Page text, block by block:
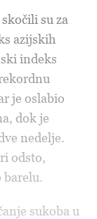
su za
azijskih
indeks
je oslabio
dok je
nedelje.
odsto,
barelu.
sukoba u